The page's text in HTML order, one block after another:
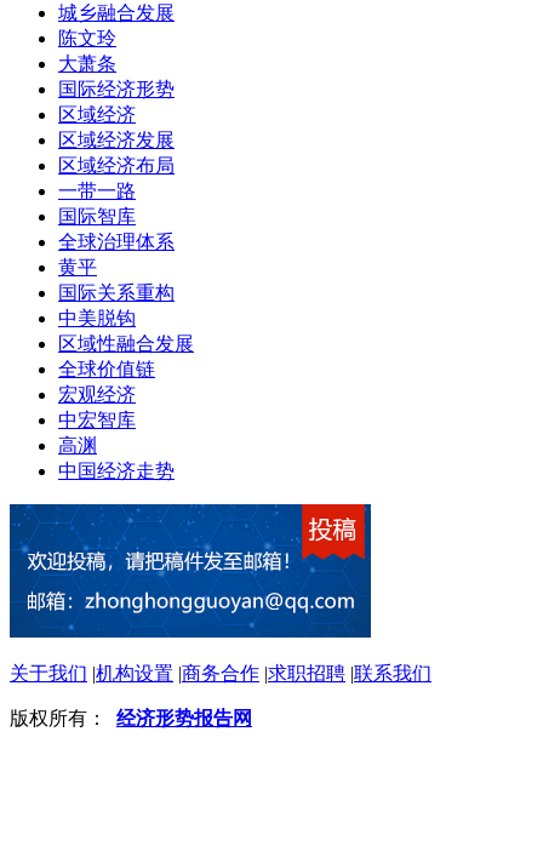
城乡融合发展
陈文玲
大萧条
国际经济形势
区域经济
区域经济发展
区域经济布局
一带一路
国际智库
全球治理体系
黄平
国际关系重构
中美脱钩
区域性融合发展
全球价值链
宏观经济
中宏智库
高渊
中国经济走势
关于我们 |机构设置 |商务合作 |求职招聘 |联系我们
版权所有： 经济形势报告网